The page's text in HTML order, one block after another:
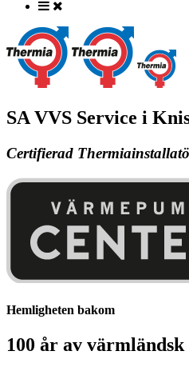
SA VVS Service i
Certifierad
Hemligheten bakom
100 år av